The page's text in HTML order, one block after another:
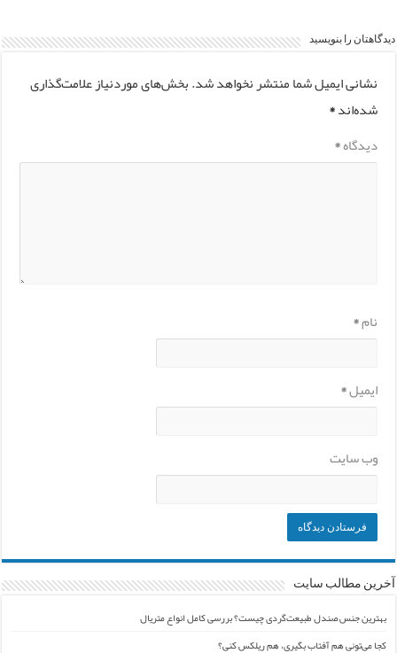
دیدگاهتان را بنویسید
نشانی ایمیل شما منتشر نخواهد شد.بخش‌های موردنیاز علامت‌گذاری
شده‌اند*
دیدگاه*
نام*
ایمیل*
وب‌ سایت
آخرین مطالب سایت
بهترین جنس صندل طبیعت‌گردی چیست؟ بررسی کامل انواع متریال
کجا می‌تونی هم آفتاب بگیری، هم ریلکس کنی؟